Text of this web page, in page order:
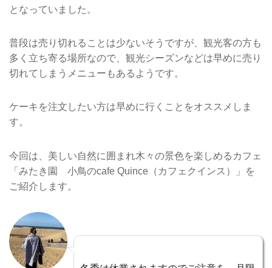
となっていました。
普段は売り切れることは少ないそうですが、観光客の方も
多く立ち寄る場所なので、観光シーズンなどは早めに売り
切れてしまうメニューもあるようです。
ケーキを注文したい方は早めに行くことをオススメしま
す。
今回は、美しい自然に囲まれ木々の景色を楽しめるカフェ
「みたき園 小鳥のcafe Quince（カフェクインス）」を
ご紹介します。